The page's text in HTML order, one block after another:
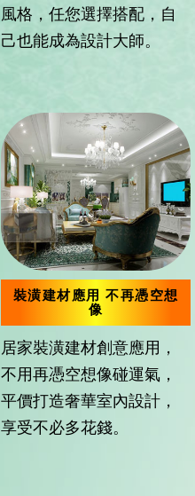
風格，任您選擇搭配，自
己也能成為設計大師。
裝潢建材應用 不再憑空想
像
居家裝潢建材創意應用，
不用再憑空想像碰運氣，
平價打造奢華室內設計，
享受不必多花錢。